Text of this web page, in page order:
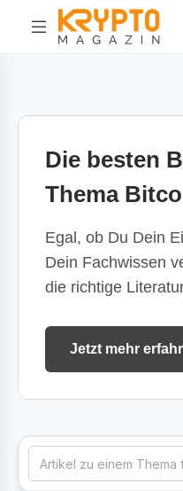
Die besten
Thema
Egal, ob Du Dein
Dein Fachwissen
die richtige
Jetzt mehr